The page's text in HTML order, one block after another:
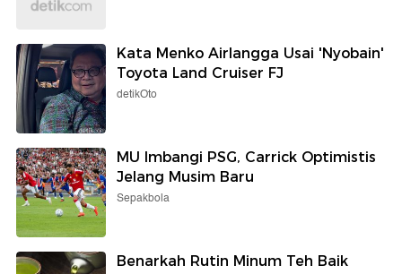
Kata Menko Airlangga Usai 'Nyobain'
Toyota Land Cruiser FJ
detikOto
MU Imbangi PSG, Carrick Optimistis
Jelang Musim Baru
Sepakbola
Benarkah Rutin Minum Teh Baik